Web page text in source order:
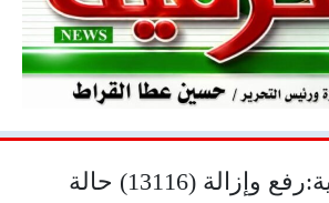
محافظ الشرقية:رفع وإزالة (13116) حالة